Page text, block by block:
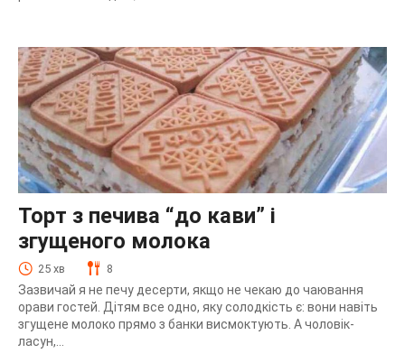
Торт з печива “до кави” і
згущеного молока
25 хв 8
Зазвичай я не печу десерти, якщо не чекаю до чаювання
орави гостей. Дітям все одно, яку солодкість є: вони навіть
згущене молоко прямо з банки висмоктують. А чоловік-
ласун,...